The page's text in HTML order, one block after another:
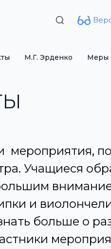
М.Г. Эрденко Меры
мероприятия,
Учащиеся
и
больше о